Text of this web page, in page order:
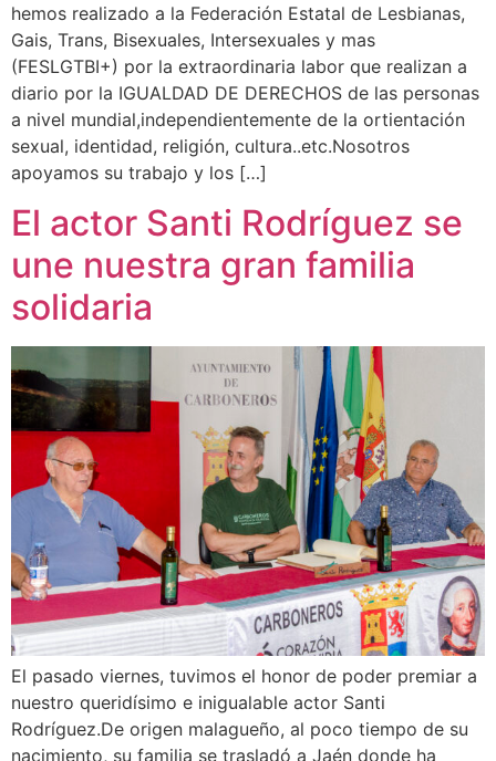
hemos realizado a la Federación Estatal de Lesbianas,
Gais, Trans, Bisexuales, Intersexuales y mas
(FESLGTBI+) por la extraordinaria labor que realizan a
diario por la IGUALDAD DE DERECHOS de las personas
a nivel mundial,independientemente de la ortientación
sexual, identidad, religión, cultura..etc.Nosotros
apoyamos su trabajo y los […]
El actor Santi Rodríguez se
une nuestra gran familia
solidaria
El pasado viernes, tuvimos el honor de poder premiar a
nuestro queridísimo e inigualable actor Santi
Rodríguez.De origen malagueño, al poco tiempo de su
nacimiento, su familia se trasladó a Jaén donde ha